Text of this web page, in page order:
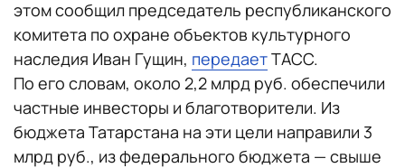
этом сообщил председатель республиканского
комитета по охране объектов культурного
наследия Иван Гущин, передаетТАСС.
По его словам, около 2,2 млрд руб. обеспечили
частные инвесторы и благотворители. Из
бюджета Татарстана на эти цели направили 3
млрд руб., из федерального бюджета — свыше